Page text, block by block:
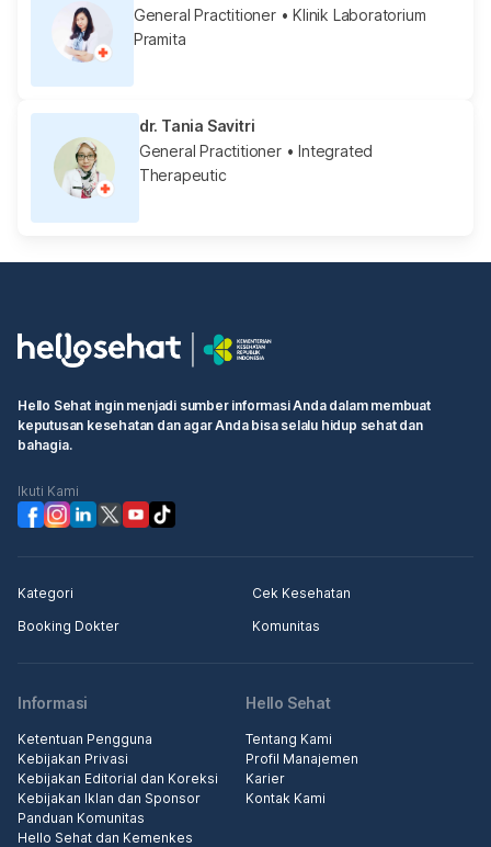
General Practitioner• Klinik Laboratorium
Pramita
dr. Tania Savitri
General Practitioner• Integrated
Therapeutic
Hello Sehat ingin menjadi sumber informasi Anda dalam membuat
keputusan kesehatan dan agar Anda bisa selalu hidup sehat dan
bahagia.
Ikuti Kami
Kategori
Cek Kesehatan
Booking Dokter
Komunitas
Informasi
Ketentuan Pengguna
Kebijakan Privasi
Kebijakan Editorial dan Koreksi
Kebijakan Iklan dan Sponsor
Panduan Komunitas
Hello Sehat dan Kemenkes
Hello Sehat
Tentang Kami
Profil Manajemen
Karier
Kontak Kami